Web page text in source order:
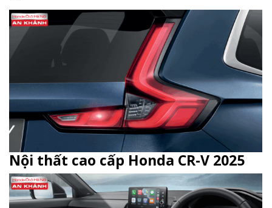
Nội thất cao cấp Honda CR-V 2025